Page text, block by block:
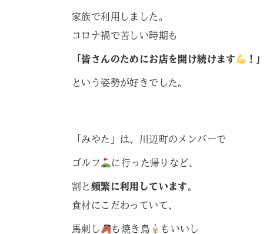
家族で利用しました。
コロナ禍で苦しい時期も
「皆さんのためにお店を開け続けます ！」
という姿勢が好きでした。
「みやた」は、川辺町のメンバーで
ゴルフ に行った帰りなど、
割と 頻繁に利用しています 。
食材にこだわっていて、
馬刺し も焼き鳥 もいいし